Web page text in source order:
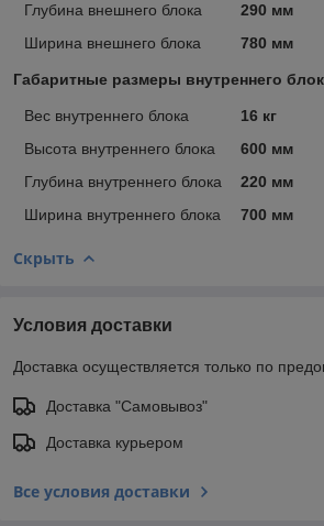
Глубина внешнего блока
290 мм
Ширина внешнего блока
780 мм
Габаритные размеры внутреннего
Вес внутреннего блока
16 кг
Высота внутреннего блока
600 мм
Глубина внутреннего блока
220 мм
Ширина внутреннего блока
700 мм
Скрыть
Условия доставки
Доставка осуществляется только по
Доставка "Самовывоз"
Доставка курьером
Все условия доставки